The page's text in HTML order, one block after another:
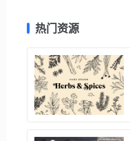
热门资源